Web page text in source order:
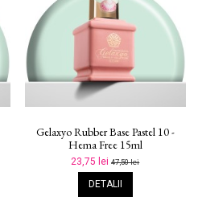
Gelaxyo Rubber Base Pastel 10 -
Hema Free 15ml
23,75 lei47,50 lei
DETALII